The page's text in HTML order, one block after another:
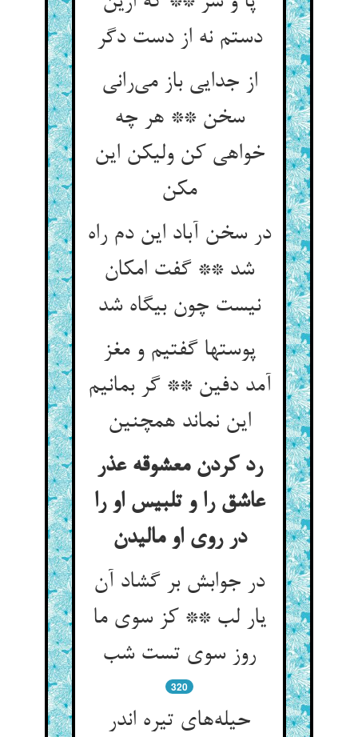
دستم نه از دست دگر
از جدایی باز می‌رانی
سخن ** هر چه
خواهی کن ولیکن این
مکن
در سخن آباد این دم راه
شد ** گفت امکان
نیست چون بیگاه شد
پوستها گفتیم و مغز
آمد دفین ** گر بمانیم
این نماند همچنین
رد کردن معشوقه عذر
عاشق را و تلبیس او را
در روی او مالیدن
در جوابش بر گشاد آن
یار لب ** کز سوی ما
روز سوی تست شب
320
حیله‌های تیره اندر